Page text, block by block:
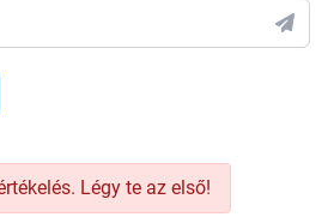
Légy te az első!